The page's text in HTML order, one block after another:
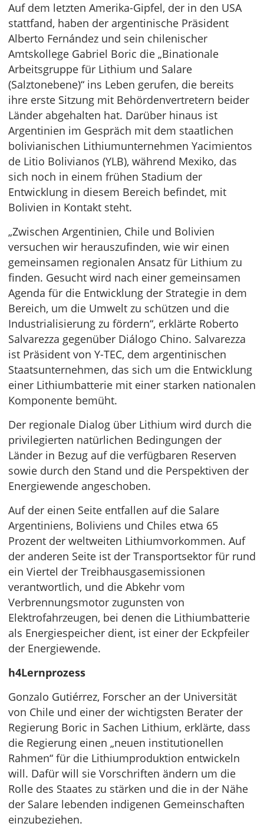
Auf dem letzten Amerika-Gipfel, der in den USA
stattfand, haben der argentinische Präsident
Alberto Fernández und sein chilenischer
Amtskollege Gabriel Boric die „Binationale
Arbeitsgruppe für Lithium und Salare
(Salztonebene)“ ins Leben gerufen, die bereits
ihre erste Sitzung mit Behördenvertretern beider
Länder abgehalten hat. Darüber hinaus ist
Argentinien im Gespräch mit dem staatlichen
bolivianischen Lithiumunternehmen Yacimientos
de Litio Bolivianos (YLB), während Mexiko, das
sich noch in einem frühen Stadium der
Entwicklung in diesem Bereich befindet, mit
Bolivien in Kontakt steht.
„Zwischen Argentinien, Chile und Bolivien
versuchen wir herauszufinden, wie wir einen
gemeinsamen regionalen Ansatz für Lithium zu
finden. Gesucht wird nach einer gemeinsamen
Agenda für die Entwicklung der Strategie in dem
Bereich, um die Umwelt zu schützen und die
Industrialisierung zu fördern“, erklärte Roberto
Salvarezza gegenüber Diálogo Chino. Salvarezza
ist Präsident von Y-TEC, dem argentinischen
Staatsunternehmen, das sich um die Entwicklung
einer Lithiumbatterie mit einer starken nationalen
Komponente bemüht.
Der regionale Dialog über Lithium wird durch die
privilegierten natürlichen Bedingungen der
Länder in Bezug auf die verfügbaren Reserven
sowie durch den Stand und die Perspektiven der
Energiewende angeschoben.
Auf der einen Seite entfallen auf die Salare
Argentiniens, Boliviens und Chiles etwa 65
Prozent der weltweiten Lithiumvorkommen. Auf
der anderen Seite ist der Transportsektor für rund
ein Viertel der Treibhausgasemissionen
verantwortlich, und die Abkehr vom
Verbrennungsmotor zugunsten von
Elektrofahrzeugen, bei denen die Lithiumbatterie
als Energiespeicher dient, ist einer der Eckpfeiler
der Energiewende.
h4Lernprozess
Gonzalo Gutiérrez, Forscher an der Universität
von Chile und einer der wichtigsten Berater der
Regierung Boric in Sachen Lithium, erklärte, dass
die Regierung einen „neuen institutionellen
Rahmen“ für die Lithiumproduktion entwickeln
will. Dafür will sie Vorschriften ändern um die
Rolle des Staates zu stärken und die in der Nähe
der Salare lebenden indigenen Gemeinschaften
einzubeziehen.